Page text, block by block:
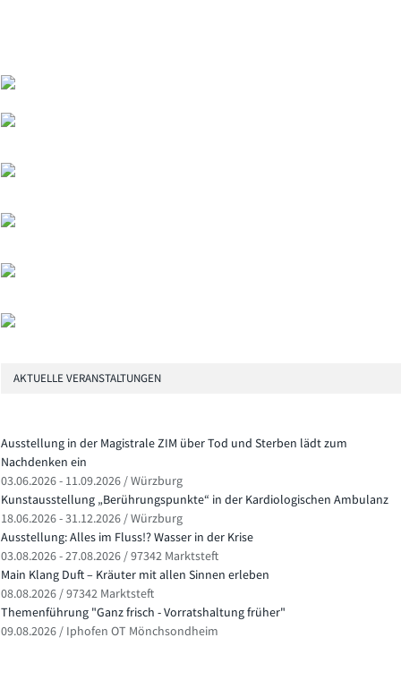
AKTUELLE VERANSTALTUNGEN
Ausstellung in der Magistrale ZIM über Tod und Sterben lädt zum
Nachdenken ein
03.06.2026 - 11.09.2026 / Würzburg
Kunstausstellung „Berührungspunkte“ in der Kardiologischen Ambulanz
18.06.2026 - 31.12.2026 / Würzburg
Ausstellung: Alles im Fluss!? Wasser in der Krise
03.08.2026 - 27.08.2026 / 97342 Marktsteft
Main Klang Duft – Kräuter mit allen Sinnen erleben
08.08.2026 / 97342 Marktsteft
Themenführung "Ganz frisch - Vorratshaltung früher"
09.08.2026 / Iphofen OT Mönchsondheim